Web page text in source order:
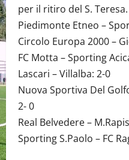
per il ritiro del S. Teresa.
Piedimonte Etneo –
Circolo Europa 2000 –
FC Motta – Sporting
Lascari – Villalba: 2-0
Nuova Sportiva Del
2- 0
Real Belvedere –
Sporting S.Paolo – FC